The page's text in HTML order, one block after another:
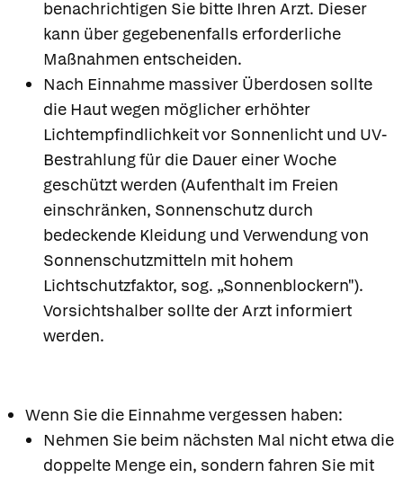
benachrichtigen Sie bitte Ihren Arzt. Dieser
kann über gegebenenfalls erforderliche
Maßnahmen entscheiden.
Nach Einnahme massiver Überdosen sollte
die Haut wegen möglicher erhöhter
Lichtempfindlichkeit vor Sonnenlicht und UV-
Bestrahlung für die Dauer einer Woche
geschützt werden (Aufenthalt im Freien
einschränken, Sonnenschutz durch
bedeckende Kleidung und Verwendung von
Sonnenschutzmitteln mit hohem
Lichtschutzfaktor, sog. „Sonnenblockern").
Vorsichtshalber sollte der Arzt informiert
werden.
Wenn Sie die Einnahme vergessen haben:
Nehmen Sie beim nächsten Mal nicht etwa die
doppelte Menge ein, sondern fahren Sie mit